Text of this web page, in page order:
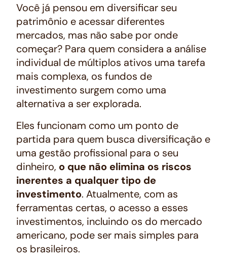
Você já pensou em diversificar seu
patrimônio e acessar diferentes
mercados, mas não sabe por onde
começar? Para quem considera a análise
individual de múltiplos ativos uma tarefa
mais complexa, os fundos de
investimento surgem como uma
alternativa a ser explorada.
Eles funcionam como um ponto de
partida para quem busca diversificação e
uma gestão profissional para o seu
dinheiro, o que não elimina os riscos
inerentes a qualquer tipo de
investimento. Atualmente, com as
ferramentas certas, o acesso a esses
investimentos, incluindo os do mercado
americano, pode ser mais simples para
os brasileiros.